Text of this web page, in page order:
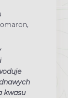
kwasu